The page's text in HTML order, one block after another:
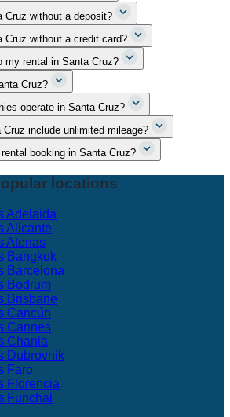
Cruz without a deposit?
Cruz without a credit card?
my rental in Santa Cruz?
Cruz?
operate in Santa Cruz?
include unlimited mileage?
booking in Santa Cruz?
locations
Adelaida
Alicante
Atenas
Bangkok
Barcelona
Bodrum
Brisbane
Cancún
Cannes
Chania
Dubrovnik
Faro
Florencia
Funchal